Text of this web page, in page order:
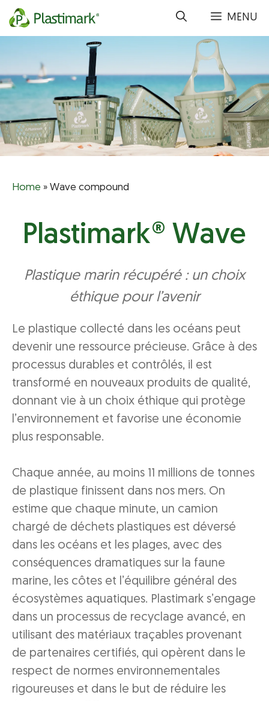
Aller
au
contenu
MENU
Home » Wave compound
Plastimark® Wave
Plastique marin récupéré : un choix
éthique pour l’avenir
Le plastique collecté dans les océans peut
devenir une ressource précieuse. Grâce à des
processus durables et contrôlés, il est
transformé en nouveaux produits de qualité,
donnant vie à un choix éthique qui protège
l’environnement et favorise une économie
plus responsable.
Chaque année, au moins 11 millions de tonnes
de plastique finissent dans nos mers. On
estime que chaque minute, un camion
chargé de déchets plastiques est déversé
dans les océans et les plages, avec des
conséquences dramatiques sur la faune
marine, les côtes et l’équilibre général des
écosystèmes aquatiques. Plastimark s’engage
dans un processus de recyclage avancé, en
utilisant des matériaux traçables provenant
de partenaires certifiés, qui opèrent dans le
respect de normes environnementales
rigoureuses et dans le but de réduire les